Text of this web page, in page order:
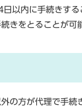
以内に手続きす
きをとることが可
の方が代理で手続